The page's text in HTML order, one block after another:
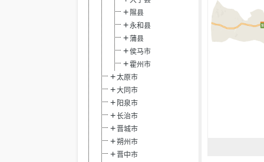
隰县
永和县
蒲县
侯马市
霍州市
太原市
大同市
阳泉市
长治市
晋城市
朔州市
晋中市